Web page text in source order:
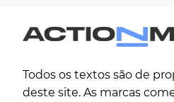
Todos os textos são de
deste site. As marcas